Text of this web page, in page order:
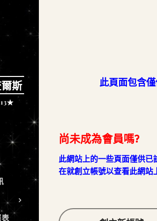
斯 此頁面包含
尚未成為會員嗎?
此網站上的一些頁面僅供已
在就創立帳號以查看此網站